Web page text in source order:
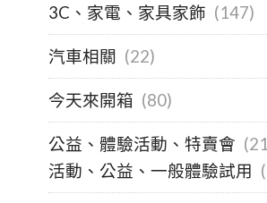
3C、家電、家具家飾 (147)
汽車相關 (22)
今天來開箱 (80)
公益、體驗活動、特賣會
活動、公益、一般體驗試用